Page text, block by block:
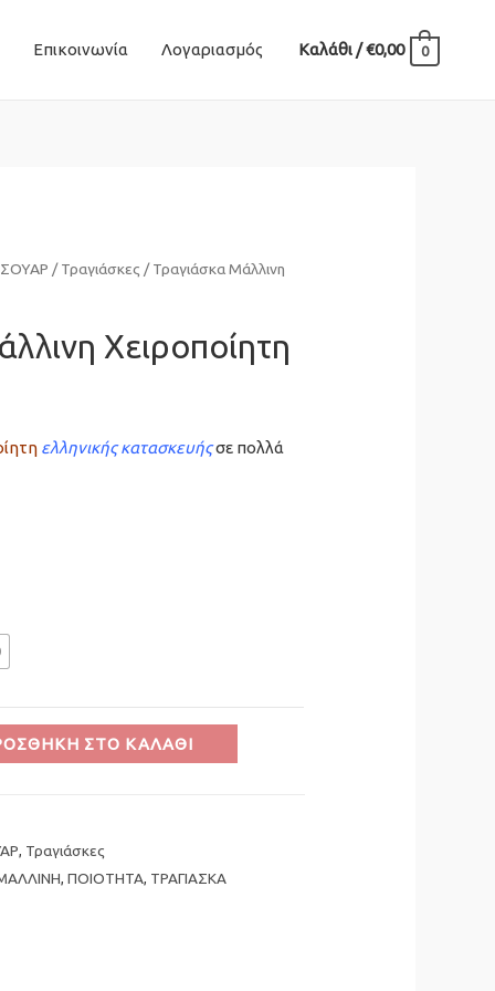
Επικοινωνία Λογαριασμός Καλάθι/€0,00 0
/Τραγιάσκες / Τραγιάσκα Μάλλινη
Χειροποίητη
ελληνικής κατασκευήςσε πολλά
ΣΤΟ ΚΑΛΆΘΙ
, Τραγιάσκες
, ΠΟΙΟΤΗΤΑ, ΤΡΑΓΙΑΣΚΑ